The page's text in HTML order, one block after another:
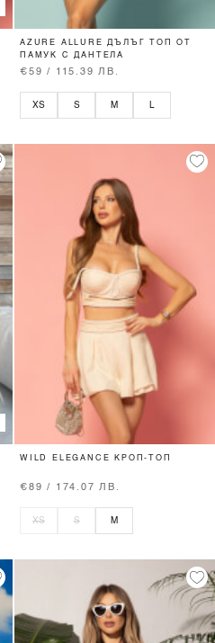
AZURE ALLURE ДЪЛЪГ ТОП ОТ
ПАМУК С ДАНТЕЛА
€59 / 115.39 ЛВ.
XS S M
WILD ELEGANCE КРОП-ТОП
€89 / 174.07 ЛВ.
XS S M